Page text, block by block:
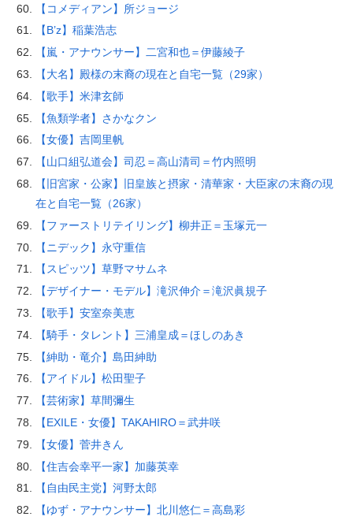
【コメディアン】所ジョージ
【B’z】稲葉浩志
【嵐・アナウンサー】二宮和也＝伊藤綾子
【大名】殿様の末裔の現在と自宅一覧（29家）
【歌手】米津玄師
【魚類学者】さかなクン
【女優】吉岡里帆
【山口組弘道会】司忍＝高山清司＝竹内照明
【旧宮家・公家】旧皇族と摂家・清華家・大臣家の末裔の現
在と自宅一覧（26家）
【ファーストリテイリング】柳井正＝玉塚元一
【ニデック】永守重信
【スピッツ】草野マサムネ
【デザイナー・モデル】滝沢伸介＝滝沢眞規子
【歌手】安室奈美恵
【騎手・タレント】三浦皇成＝ほしのあき
【紳助・竜介】島田紳助
【アイドル】松田聖子
【芸術家】草間彌生
【EXILE・女優】TAKAHIRO＝武井咲
【女優】菅井きん
【住吉会幸平一家】加藤英幸
【自由民主党】河野太郎
【ゆず・アナウンサー】北川悠仁＝高島彩